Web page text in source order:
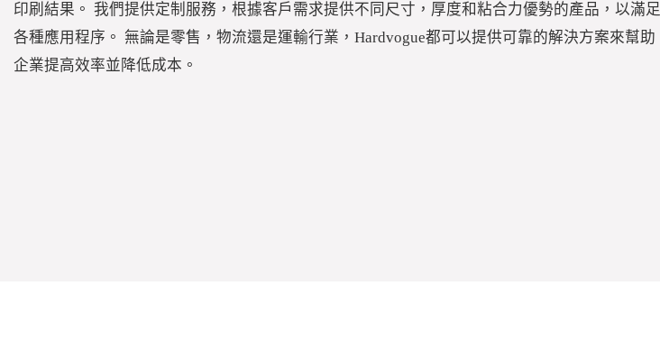
印刷結果。 我們提供定制服務，根據客戶需求提供不同尺寸，厚度和粘合力優勢的產品，以滿足
各種應用程序。 無論是零售，物流還是運輸行業，Hardvogue都可以提供可靠的解決方案來幫助
企業提高效率並降低成本。